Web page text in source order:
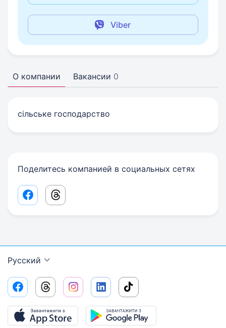
Viber
О компании Вакансии 0
сільське господарство
Поделитесь компанией в социальных сетях
Facebook share link
Threads share link
Русский